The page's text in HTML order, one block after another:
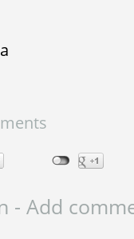
- Add